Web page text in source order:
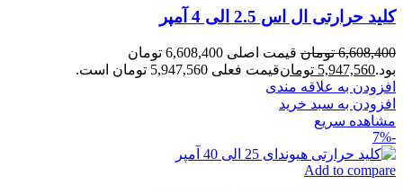
کلید حرارتی ال اس 2.5 الی 4 آمپر
6,608,400 تومان
قیمت اصلی 6,608,400 تومان
بود.5,947,560 تومانقیمت فعلی 5,947,560 تومان است.
افزودن به علاقه مندی
افزودن به سبد خرید
مشاهده سریع
-7%
Add to compare